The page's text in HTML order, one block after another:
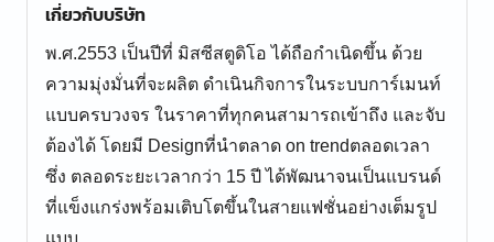
เกี่ยวกับบริษัท
พ.ศ.2553 เป็นปีที่ มิสซีสตูดิโอ ได้ถือกำเนิดขึ้น ด้วย
ความมุ่งมั่นที่จะผลิต ดำเนินกิจการในระบบการ์เมนท์
แบบครบวงจร ในราคาที่ทุกคนสามารถเข้าถึง และจับ
ต้องได้​ โดยมี Designที่นำตลาด on​ trendตลอดเวลา​
ซึ่ง ตลอดระยะเวลากว่า 15 ปี ได้พัฒนาจนเป็นแบรนด์
ที่แข็งแกร่งพร้อมเติบโตขึ้นในสายแฟชั่นอย่างเต็มรูป
แบบ